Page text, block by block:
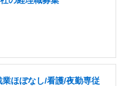
ほぼなし/看護/夜勤専従